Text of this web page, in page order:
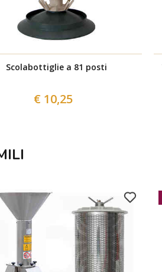
Scolabottiglie a 81 posti
€ 10,25